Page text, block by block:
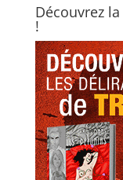
Découvrez
!